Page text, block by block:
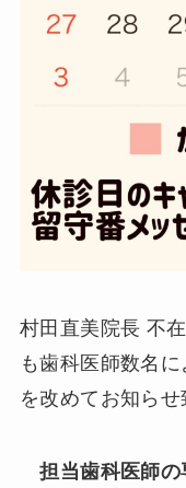
村田直美院長 不
も歯科医師数名
を改めてお知らせ
担当歯科医師